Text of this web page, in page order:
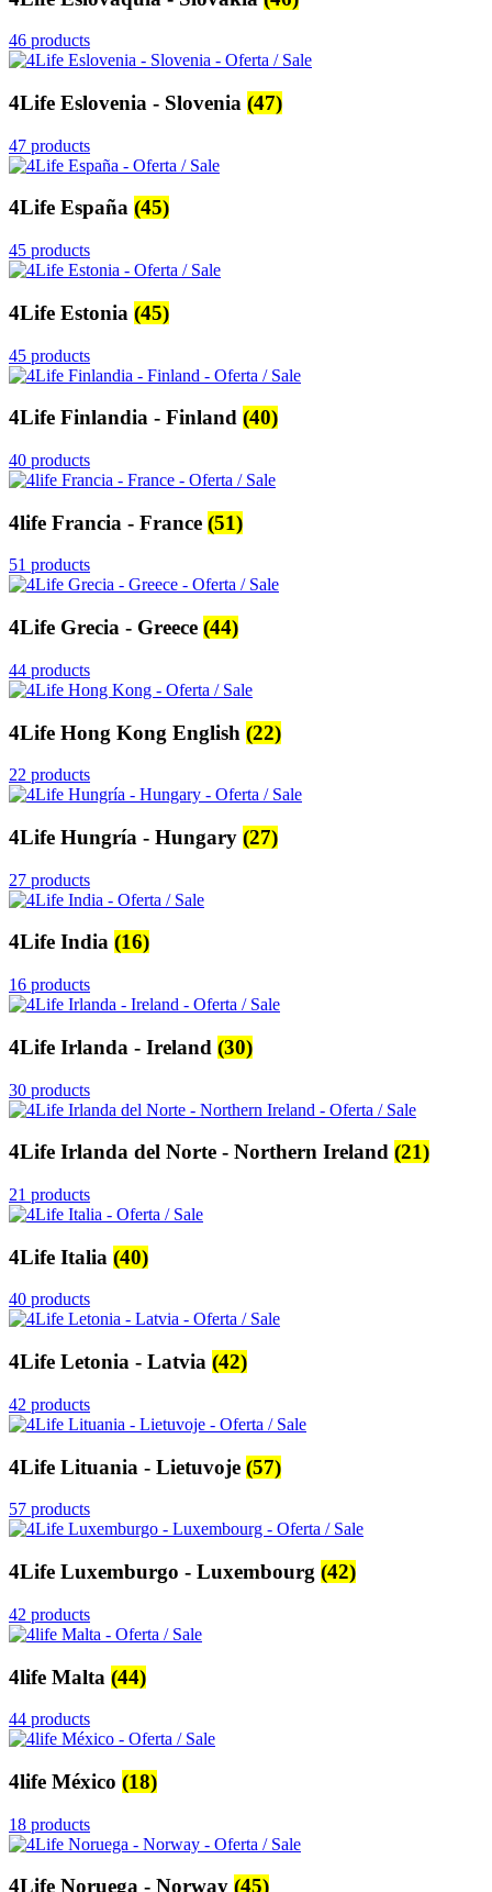
46 products
4Life Eslovenia - Slovenia (47)
47 products
4Life España (45)
45 products
4Life Estonia (45)
45 products
4Life Finlandia - Finland (40)
40 products
4life Francia - France (51)
51 products
4Life Grecia - Greece (44)
44 products
4Life Hong Kong English (22)
22 products
4Life Hungría - Hungary (27)
27 products
4Life India (16)
16 products
4Life Irlanda - Ireland (30)
30 products
4Life Irlanda del Norte - Northern Ireland (21)
21 products
4Life Italia (40)
40 products
4Life Letonia - Latvia (42)
42 products
4Life Lituania - Lietuvoje (57)
57 products
4Life Luxemburgo - Luxembourg (42)
42 products
4life Malta (44)
44 products
4life México (18)
18 products
4Life Noruega - Norway (45)